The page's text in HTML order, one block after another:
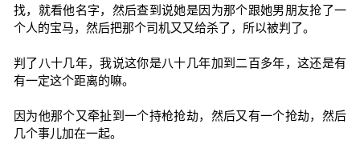
找，就看他名字，然后查到说她是因为那个跟她男朋友抢了一
个人的宝马，然后把那个司机又又给杀了，所以被判了。
判了八十几年，我说这你是八十几年加到二百多年，这还是有
有一定这个距离的嘛。
因为他那个又牵扯到一个持枪抢劫，然后又有一个抢劫，然后
几个事儿加在一起。